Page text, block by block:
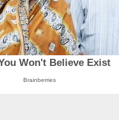
Won't Believe Exist
Brainberries